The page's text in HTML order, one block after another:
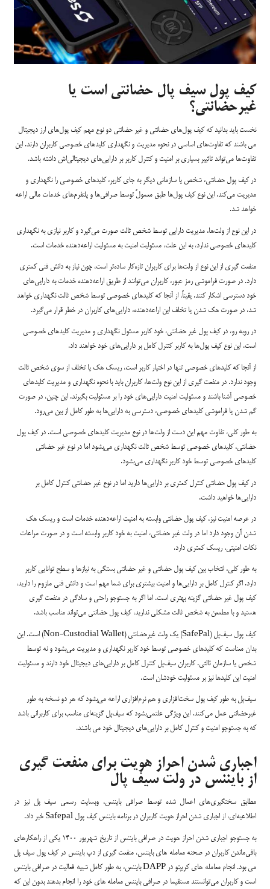
کیف پول سیف پال حضانتی است یا
غیرحضانتی؟
نخست باید بدانید که کیف پول‌های حضانتی و غیر حضانتی دو نوع مهم کیف پول‌های ارز دیجیتال
می باشند که تفاوت‌های اساسی در نحوه مدیریت و نگهداری کلیدهای خصوصی کاربران دارند. این
تفاوت‌ها می‌تواند تاثییر بسیاری بر امنیت و کنترل کاربر بر دارایی‌های دیجیتالی‌اش داشته باشد.
در کیف پول حضانتی، شخص یا سازمانی دیگر به جای کاربر، کلیدهای خصوصی را نگهداری و
مدیریت می‌کند. این نوع کیف پول‌ها طبق معمولً توسط صرافی‌ها و پلتفرم‌های خدمات مالی اراعه
خواهد شد.
در این نوع از ولت‌ها، مدیریت دارایی توسط شخص ثالث صورت می‌گیرد و کاربر نیازی به نگهداری
کلیدهای خصوصی ندارد، به این علت، مسئولیت امنیت به مسئولیت اراعه‌دهنده خدمات است.
منفعت گیری از این نوع از ولت‌ها برای کاربران تازه‌کار ساده‌تر است، چون نیاز به دانش فنی کمتری
دارد. در صورت فراموشی رمز عبور، کاربران می‌توانند از طریق اراعه‌دهنده خدمات به دارایی‌های
خود دسترسی اشکار کنند. یقیناً، از آنجا که کلیدهای خصوصی توسط شخص ثالث نگهداری خواهد
شد، در صورت هک شدن یا تخلف این اراعه‌دهنده، دارایی‌های کاربران در خطر قرار می‌گیرد.
در روبه رو، در کیف پول غیر حضانتی، خود کاربر مسئول نگهداری و مدیریت کلیدهای خصوصی
است. این نوع کیف پول‌ها به کاربر کنترل کامل بر دارایی‌های خود خواهند داد.
از آنجا که کلیدهای خصوصی تنها در اختیار کاربر است، ریسک هک یا تخلف از سوی شخص ثالث
وجود ندارد. در منفعت گیری از این نوع ولت‌ها، کاربران باید با نحوه نگهداری و مدیریت کلیدهای
خصوصی آشنا باشند و مسئولیت امنیت دارایی‌های خود را بر مسئولیت بگیرند. این چنین، در صورت
گم شدن یا فراموشی کلیدهای خصوصی، دسترسی به دارایی‌ها به طور کامل از بین می‌رود.
به طور کلی، تفاوت‌ مهم این دست از ولت‌ها در نوع مدیریت کلیدهای خصوصی است. در کیف پول
حضانتی، کلیدهای خصوصی توسط شخص ثالث نگهداری می‌بشود اما در نوع غیر حضانتی
کلیدهای خصوصی توسط خود کاربر نگهداری می‌بشود.
در کیف پول حضانتی کنترل کمتری بر دارایی‌ها دارید اما در نوع غیر حضانتی کنترل کامل بر
دارایی‌ها خواهید داشت.
در عرصه امنیت نیز، کیف پول حضانتی وابسته به امنیت اراعه‌دهنده خدمات است و ریسک هک
شدن آن وجود دارد اما در ولت غیر حضانتی، امنیت به خود کاربر وابسته است و در صورت مراعات
نکات امنیتی، ریسک کمتری دارد.
به طور کلی، انتخاب بین کیف پول حضانتی و غیر حضانتی بستگی به نیازها و سطح توانایی کاربر
دارد. اگر کنترل کامل بر دارایی‌ها و امنیت بیشتری برای شما مهم است و دانش فنی ملزوم را دارید،
کیف پول غیر حضانتی گزینه بهتری است. اما اگر به جستوجو راحتی و سادگی در منفعت گیری
هستید و با مطمعن به شخص ثالث مشکلی ندارید، کیف پول حضانتی می‌تواند مناسب باشد.
کیف پول سیف‌پل (SafePal) یک ولت غیرحضانتی (Non-Custodial Wallet) است. این
بدان معناست که کلیدهای خصوصی توسط خود کاربر نگهداری و مدیریت می‌بشود و نه توسط
شخص یا سازمان ثالثی. کاربران سیف‌پل کنترل کامل بر دارایی‌های دیجیتال خود دارند و مسئولیت
امنیت این کلیدها نیز بر مسئولیت خودشان است.
سیف‌پل به طور کیف پول سخت‌افزاری و هم نرم‌افزاری اراعه می‌بشود که هر دو نسخه به طور
غیرحضانتی عمل می‌کنند. این ویژگی علتمی‌بشود که سیف‌پل گزینه‌ای مناسب برای کاربرانی باشد
که به جستوجو امنیت و کنترل کامل بر دارایی‌های دیجیتال خود می باشند.
اجباری شدن احراز هویت برای منفعت گیری
از بایننس در ولت سیف پال
مطابق سختگیری‌های اعمال شده توسط صرافی بایننس، وبسایت رسمی سیف پل نیز در
اطلاعیه‌ای، از اجباری شدن احراز هویت کاربران در برنامه بایننس کیف پول Safepal خبر داد.
به جستوجو اجباری شدن احراز هویت در صرافی بایننس از تاریخ شهریور ۱۴۰۰ یکی از راهکارهای
باقی‌ماندن کاربران در صحنه معامله های بایننس، منفعت گیری از دپ بایننس در کیف پول سیف پل
می بود. انجام معامله های کریپتو در DAPP بایننس، به طور کامل شبیه فعالیت در صرافی بایننس
است و کاربران می‌توانستند مستقیما در صرافی بایننس معامله های خود را انجام بدهند بدون این که